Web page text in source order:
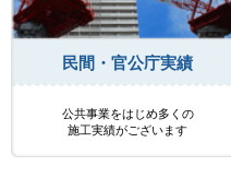
民間・官公庁実績
公共事業をはじめ多くの
施工実績がございます